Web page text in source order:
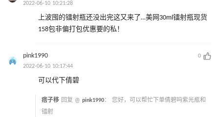
2022-06-10 10:21:28
上波囤的镭射瓶还没出完这又来了…美网30ml镭射瓶现货
158包非偏打包优惠要的私！
pink1990
0
2022-06-10 10:17:44
可以代下倩碧
痞子移 回复 @ pink1990： 您好，可以帮忙下单倩碧吗紫光瓶和
镭射